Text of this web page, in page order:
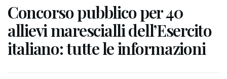
Concorso pubblico per 40
allievi marescialli dell’Esercito
italiano: tutte le informazioni